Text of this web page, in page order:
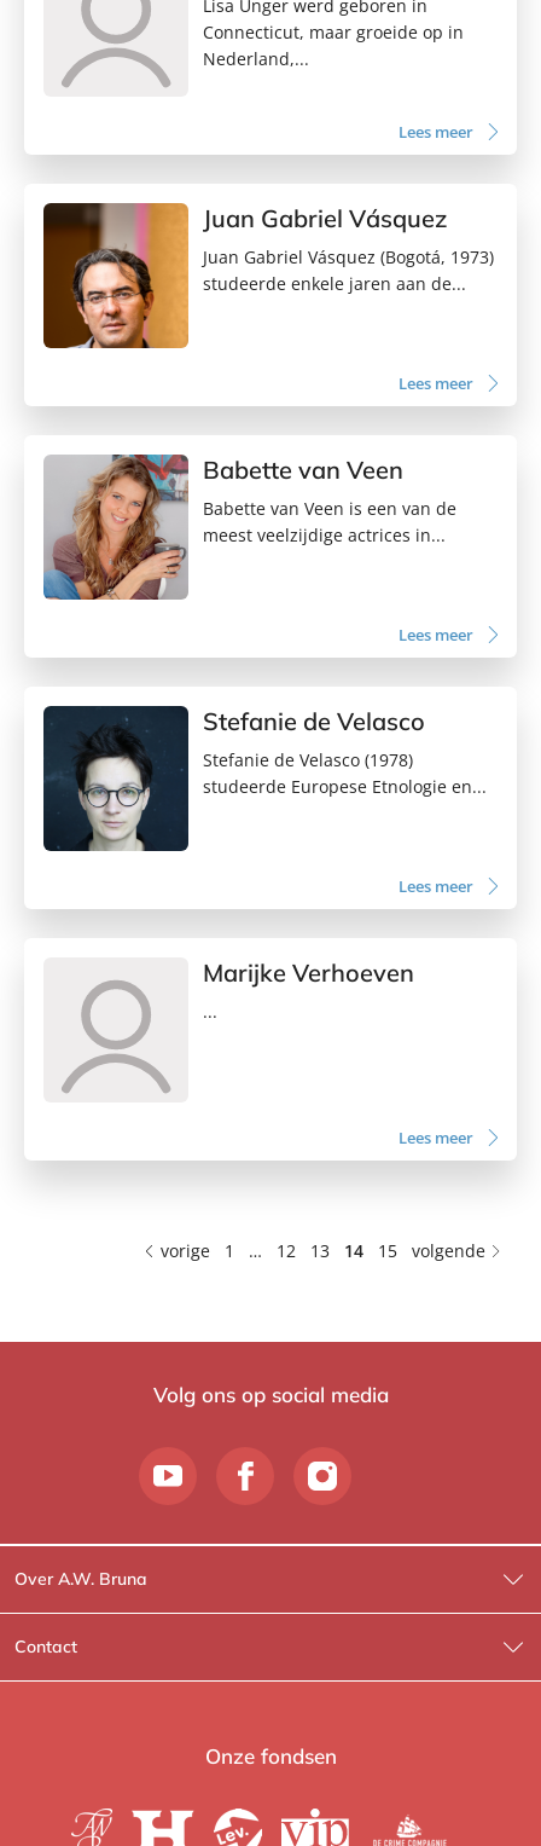
Lisa Unger werd geboren in
Connecticut, maar groeide op in
Nederland,...
Lees meer
Juan Gabriel Vásquez
Juan Gabriel Vásquez (Bogotá, 1973)
studeerde enkele jaren aan de...
Lees meer
Babette van Veen
Babette van Veen is een van de
meest veelzijdige actrices in...
Lees meer
Stefanie de Velasco
Stefanie de Velasco (1978)
studeerde Europese Etnologie en...
Lees meer
Marijke Verhoeven
...
Lees meer
vorige 1 … 12 13 14 15 volgende
Volg ons op social media
Over A.W. Bruna
Wat wij doen
Wie is Wie?
Contact
Contactinformatie
Onze fondsen